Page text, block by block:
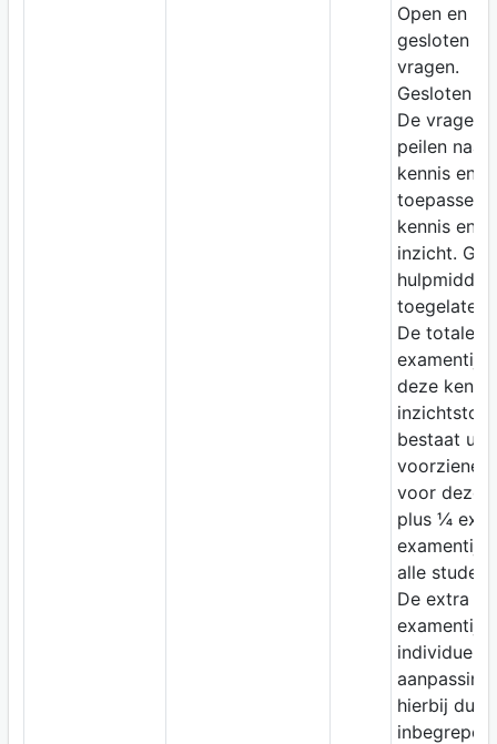
Open en
gesloten
vragen.
Gesloten
De vragen
peilen naar
kennis en
toepassen
kennis en
inzicht.
toegelaten.
De totale
examentijd
deze
bestaat uit
voorziene
voor deze
plus ¼
examentijd
alle
De extra
examentijd
individuele
aanpassing
hierbij dus
inbegrepen.